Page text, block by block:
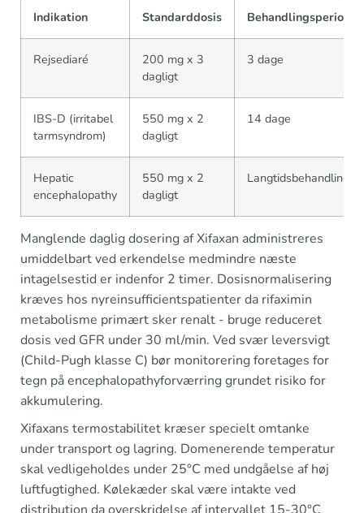
Indikation Standarddosis Behandlingsperiode
Rejsediaré
200 mg x 3
dagligt
3 dage
IBS-D (irritabel
tarmsyndrom)
550 mg x 2
dagligt
14 dage
Hepatic
encephalopathy
550 mg x 2
dagligt
Langtidsbehandling
Manglende daglig dosering af Xifaxan administreres
umiddelbart ved erkendelse medmindre næste
intagelsestid er indenfor 2 timer. Dosisnormalisering
kræves hos nyreinsufficientspatienter da rifaximin
metabolisme primært sker renalt - bruge reduceret
dosis ved GFR under 30 ml/min. Ved svær leversvigt
(Child-Pugh klasse C) bør monitorering foretages for
tegn på encephalopathyforværring grundet risiko for
akkumulering.
Xifaxans termostabilitet kræser specielt omtanke
under transport og lagring. Domenerende temperatur
skal vedligeholdes under 25°C med undgåelse af høj
luftfugtighed. Kølekæder skal være intakte ved